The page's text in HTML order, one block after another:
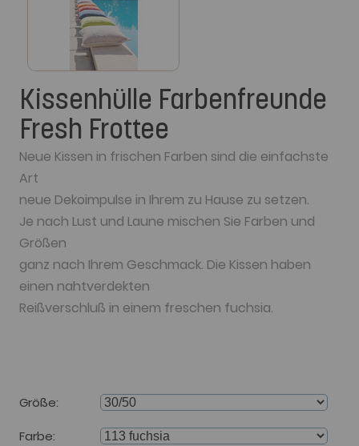
Kissenhülle Farbenfreunde
Fresh Frottee
Neue Kissen in frischen Farben sind die einfachste
Art
neue Dekoimpulse in Ihrem zu Hause zu setzen.
Je nach Lust und Laune mischen Sie Farben und
Größen
ganz nach Ihrem Geschmack. Die Kissen haben
einen nahtverdekten
Reißverschluß in einem freschen fuchsia.
Größe
Farbe